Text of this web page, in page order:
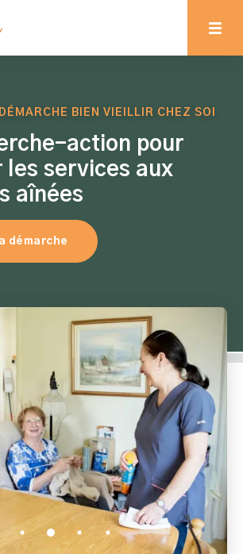
BIEN VIEILLIR CHEZ SOI
action pour
les services aux
aînées
démarche
1 2 3 4